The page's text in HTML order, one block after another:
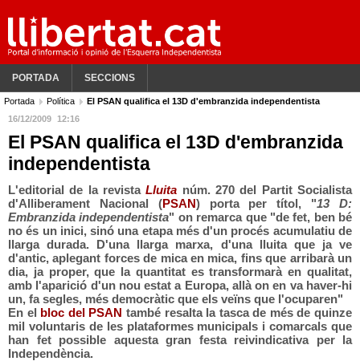
PORTADA SECCIONS
Portada Política
El PSAN qualifica el 13D d'embranzida independentista
16/12/2009
12:16
El PSAN qualifica el 13D d'embranzida
independentista
L'editorial de la revistaLluita núm. 270 del Partit Socialista
d'Alliberament Nacional (PSAN) porta per títol, "13 D:
Embranzida independentista" on remarca que "de fet, ben bé
no és un inici, sinó una etapa més d'un procés acumulatiu de
llarga durada. D'una llarga marxa, d'una lluita que ja ve
d'antic, aplegant forces de mica en mica, fins que arribarà un
dia, ja proper, que la quantitat es transformarà en qualitat,
amb l'aparició d'un nou estat a Europa, allà on en va haver-hi
un, fa segles, més democràtic que els veïns que l'ocuparen"
En el bloc del PSAN també resalta la tasca de més de quinze
mil voluntaris de les plataformes municipals i comarcals que
han fet possible aquesta gran festa reivindicativa per la
Independència.